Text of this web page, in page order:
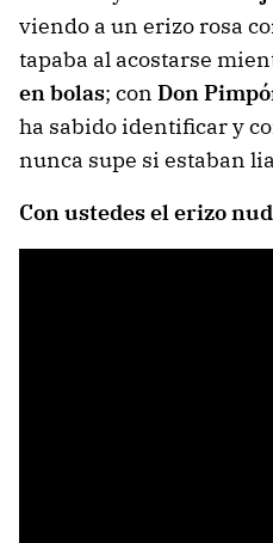
viendo a un erizo rosa
tapaba al acostarse
en bolas; con Don
ha sabido identificar y
nunca supe si estaban
Con ustedes el erizo